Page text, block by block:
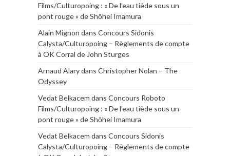
Films/Culturopoing : « De l’eau tiède sous un
pont rouge » de Shōhei Imamura
Alain Mignon dans Concours Sidonis
Calysta/Culturopoing – Règlements de compte
à OK Corral de John Sturges
Arnaud Alarydans Christopher Nolan – The
Odyssey
Vedat Belkacem dans Concours Roboto
Films/Culturopoing : « De l’eau tiède sous un
pont rouge » de Shōhei Imamura
Vedat Belkacem dans Concours Sidonis
Calysta/Culturopoing – Règlements de compte